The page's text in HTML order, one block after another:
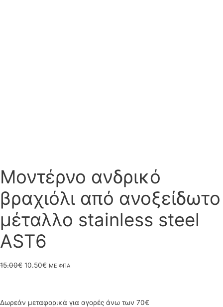
Μοντέρνο ανδρικό
βραχιόλι από ανοξείδωτο
μέταλλο stainless steel
AST6
15.00€ Original
was:
10.50€ Η
τιμή
ΜΕ ΦΠΑ
Δωρεάν μεταφορικά για αγορές άνω των 70€